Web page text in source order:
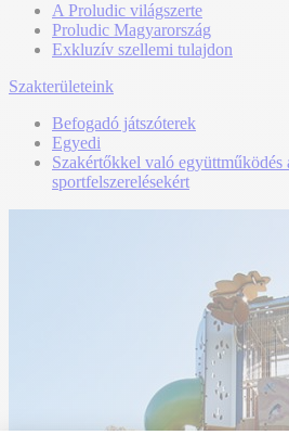
A Proludic világszerte
Proludic Magyarország
Exkluzív szellemi tulajdon
Szakterületeink
Befogadó játszóterek
Egyedi
Szakértőkkel való együttműködés
sportfelszerelésekért